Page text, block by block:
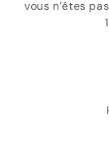
vous n’êtes